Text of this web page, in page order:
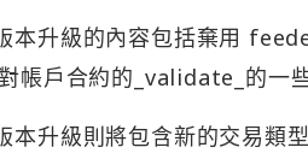
本升級的內容包括棄用
帳戶合約的_validate_的一
本升級則將包含新的交易類